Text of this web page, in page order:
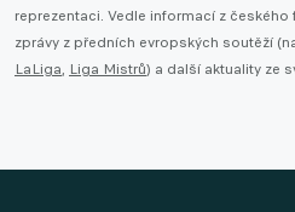
reprezentaci. Vedle informací z
zprávy z předních evropských soutěží
LaLiga, Liga Mistrů) a další aktuality ze